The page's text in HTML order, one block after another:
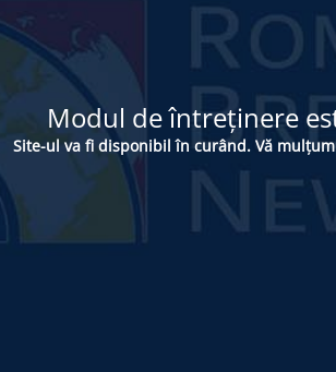
Modul de întreținere
Site-ul va fi disponibil în curând. Vă